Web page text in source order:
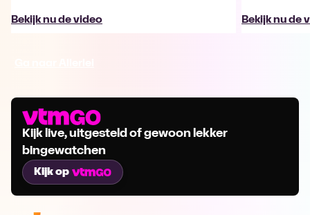
Bekijk nu de video Bekijk nu de
Kijk live, uitgesteld of gewoon lekker
bingewatchen
Kijk op